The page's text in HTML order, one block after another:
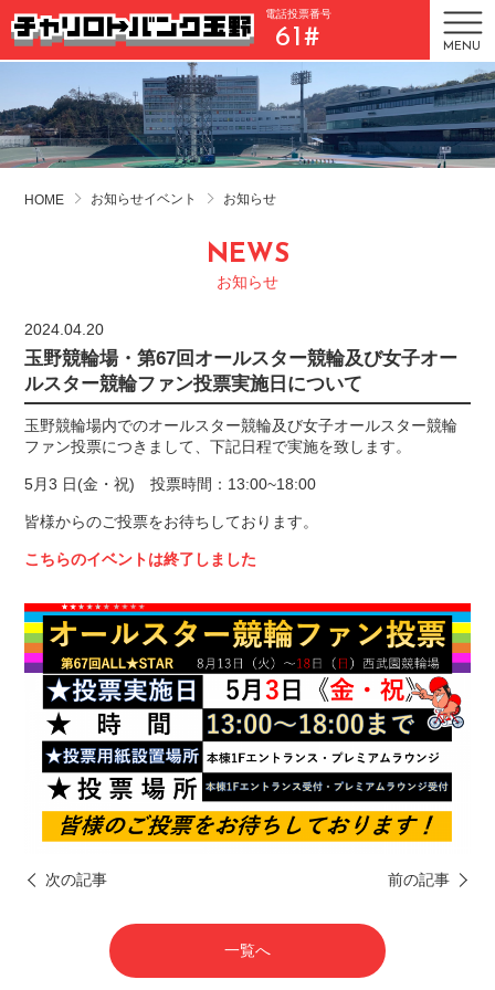
電話投票番号
61# MENU
HOME お知らせイベント お知らせ
NEWS
お知らせ
2024.04.20
玉野競輪場・第67回オールスター競輪及び女子オー
ルスター競輪ファン投票実施日について
玉野競輪場内でのオールスター競輪及び女子オールスター競輪
ファン投票につきまして、下記日程で実施を致します。
5月3 日(金・祝) 投票時間：13:00~18:00
皆様からのご投票をお待ちしております。
こちらのイベントは終了しました
次の記事 前の記事
一覧へ